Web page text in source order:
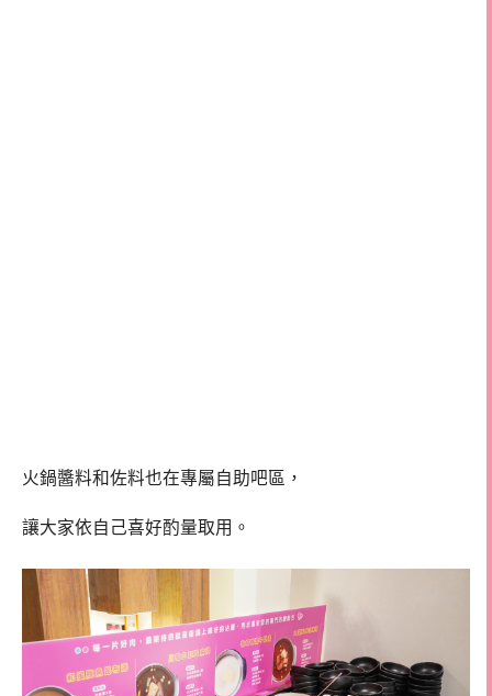
火鍋醬料和佐料也在專屬自助吧區，
讓大家依自己喜好酌量取用。